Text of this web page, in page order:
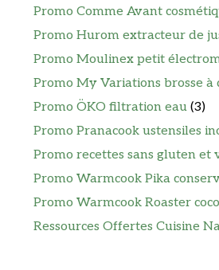
Promo Comme Avant
Promo Hurom extracteur de
Promo Moulinex petit
Promo My Variations brosse à
Promo ÖKO filtration eau (3)
Promo Pranacook ustensiles
Promo recettes sans gluten et
Promo Warmcook Pika
Promo Warmcook Roaster
Ressources Offertes Cuisine